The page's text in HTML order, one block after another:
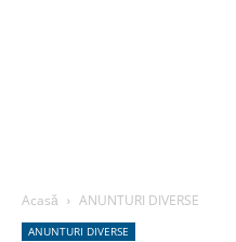
Acasă ANUNTURI DIVERSE
ANUNTURI DIVERSE